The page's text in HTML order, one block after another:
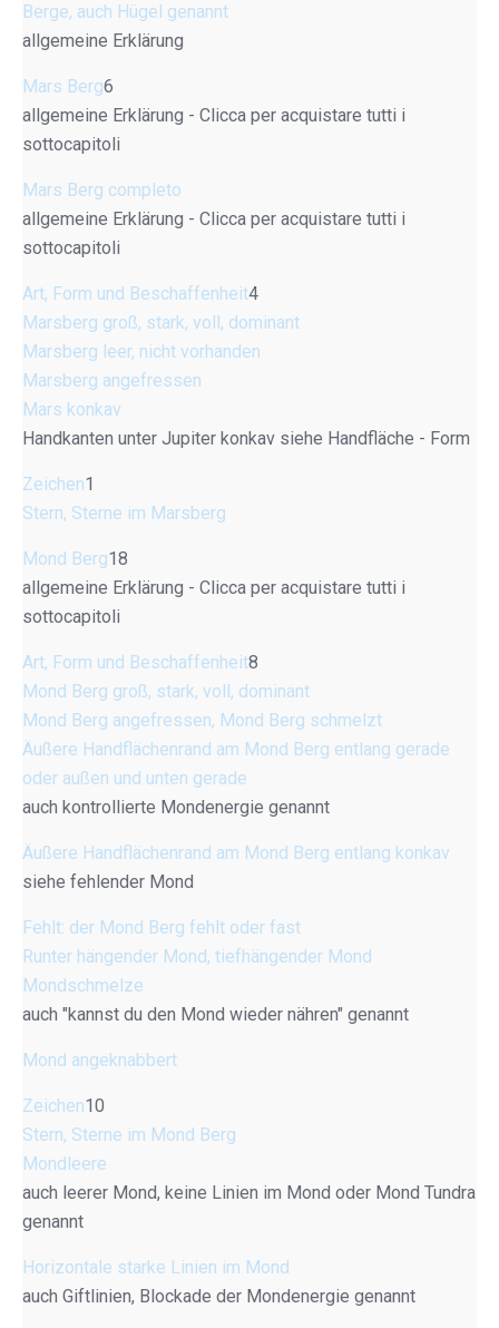
Berge, auch Hügel genannt
allgemeine Erklärung
Mars Berg6
allgemeine Erklärung - Clicca per acquistare tutti i
sottocapitoli
Mars Berg completo
allgemeine Erklärung - Clicca per acquistare tutti i
sottocapitoli
Art, Form und Beschaffenheit4
Marsberg groß, stark, voll, dominant
Marsberg leer, nicht vorhanden
Marsberg angefressen
Mars konkav
Handkanten unter Jupiter konkav siehe Handfläche - Form
Zeichen1
Stern, Sterne im Marsberg
Mond Berg18
allgemeine Erklärung - Clicca per acquistare tutti i
sottocapitoli
Art, Form und Beschaffenheit8
Mond Berg groß, stark, voll, dominant
Mond Berg angefressen, Mond Berg schmelzt
Äußere Handflächenrand am Mond Berg entlang gerade
oder außen und unten gerade
auch kontrollierte Mondenergie genannt
Äußere Handflächenrand am Mond Berg entlang konkav
siehe fehlender Mond
Fehlt: der Mond Berg fehlt oder fast
Runter hängender Mond, tiefhängender Mond
Mondschmelze
auch "kannst du den Mond wieder nähren" genannt
Mond angeknabbert
Zeichen10
Stern, Sterne im Mond Berg
Mondleere
auch leerer Mond, keine Linien im Mond oder Mond Tundra
genannt
Horizontale starke Linien im Mond
auch Giftlinien, Blockade der Mondenergie genannt